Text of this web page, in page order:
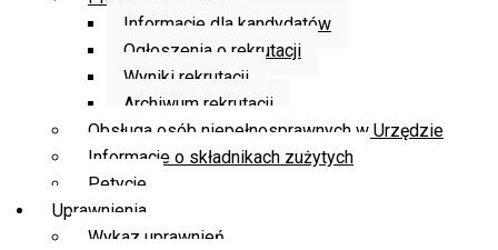
Informacje dla kandydatów
Ogłoszenia o rekrutacji
Wyniki rekrutacji
Archiwum rekrutacji
Obsługa osób niepełnosprawnych w Urzędzie
Informacje o składnikach zużytych
Petycje
Uprawnienia
Wykaz uprawnień